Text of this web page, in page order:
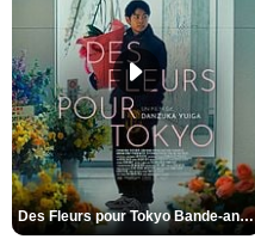
Des Fleurs pour Tokyo Bande-annonce VO STFR